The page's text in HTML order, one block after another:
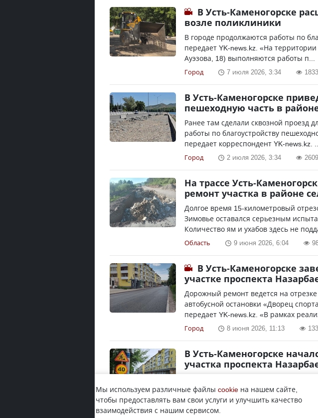
В Усть-Каменогорске
возле поликлиники
В городе продолжаются работы по
передает YK-news.kz. «На
Ауэзова, 18) выполняются работы п...
Город 7 июля 2026, 3:34 1833
В Усть-Каменогорске
пешеходную часть в
Ранее там сделали сквозной проезд
работы по благоустройству
передает корреспондент YK-news.kz.
Город 2 июля 2026, 3:34 2609
На трассе Усть-
ремонт участка в районе
Долгое время 15-километровый
Зимовье оставался серьезным
Количество ям и ухабов здесь не
Область 9 июня 2026, 6:04
В Усть-Каменогорске
участке проспекта
Дорожный ремонт ведется на
автобусной остановки «Дворец
передает YK-news.kz. «В рамках
Город 8 июня 2026, 11:13
В Усть-Каменогорске
участка проспекта
По состоянию на утро 4 июня на
остановки «Дворец спорта»
асфальт, передает YK-news.kz. В связи
Город
Мы используем различные файлы cookie на нашем сайте,
чтобы предоставлять вам свои услуги и улучшить качество
взаимодействия с нашим сервисом.